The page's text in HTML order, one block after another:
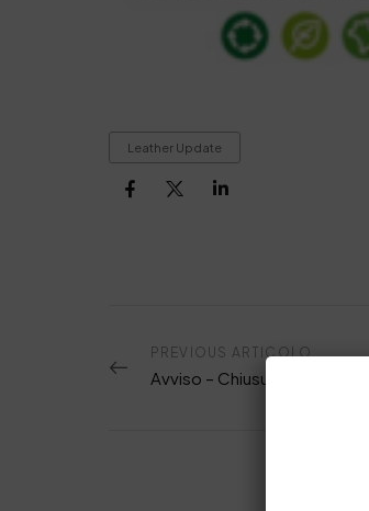
Leather Update
PREVIOUS ARTICOLO
Avviso – Chiusura Estiva 2023